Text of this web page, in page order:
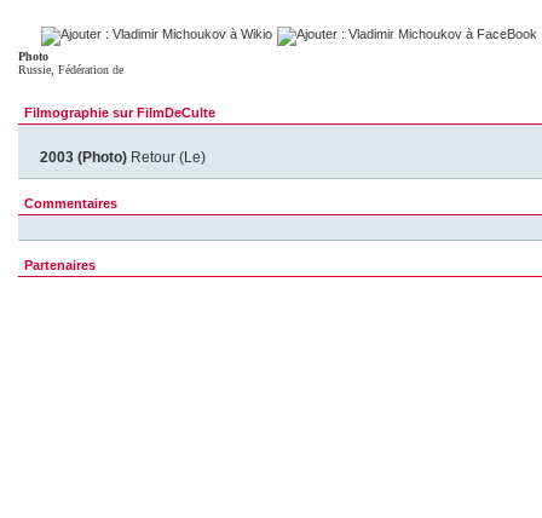
Photo
Russie, Fédération de
Filmographie sur FilmDeCulte
2003 (Photo) Retour (Le)
Commentaires
Partenaires